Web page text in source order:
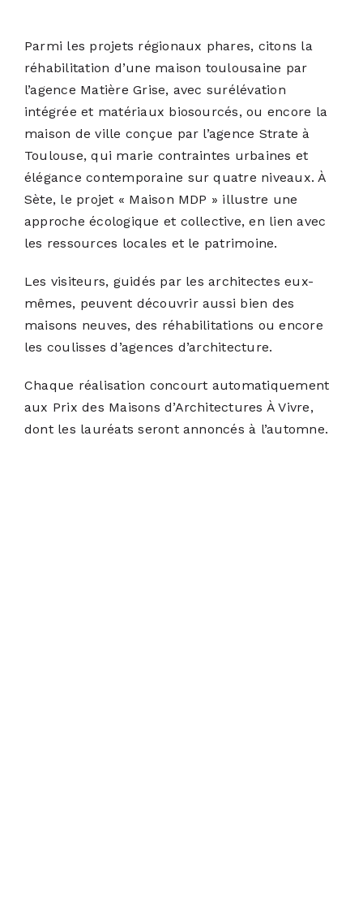
Parmi les projets régionaux phares, citons la
réhabilitation d’une maison toulousaine par
l’agence Matière Grise, avec surélévation
intégrée et matériaux biosourcés, ou encore la
maison de ville conçue par l’agence Strate à
Toulouse, qui marie contraintes urbaines et
élégance contemporaine sur quatre niveaux. À
Sète, le projet « Maison MDP » illustre une
approche écologique et collective, en lien avec
les ressources locales et le patrimoine.
Les visiteurs, guidés par les architectes eux-
mêmes, peuvent découvrir aussi bien des
maisons neuves, des réhabilitations ou encore
les coulisses d’agences d’architecture.
Chaque réalisation concourt automatiquement
aux Prix des Maisons d’Architectures À Vivre,
dont les lauréats seront annoncés à l’automne.